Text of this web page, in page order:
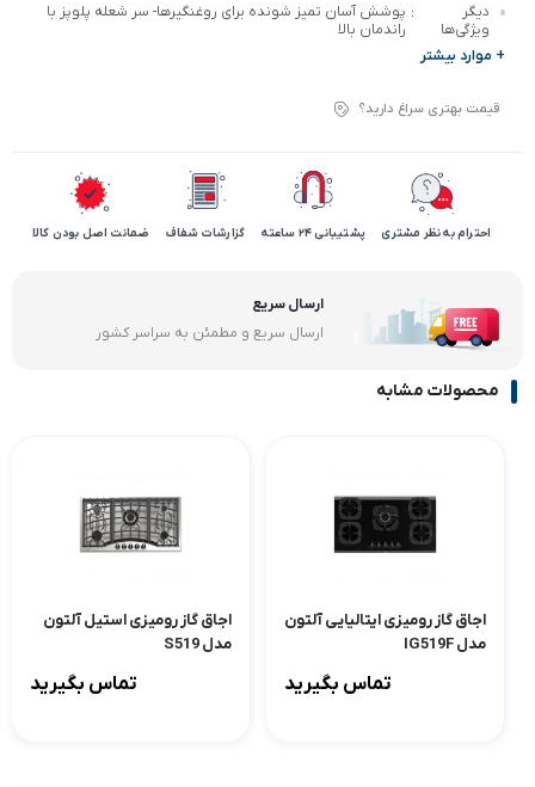
دیگر
ویژگی‌ها
: پوشش آسان تمیز شونده برای روغنگیرها- سر شعله پلوپز با
راندمان بالا
+ موارد بیشتر
قیمت بهتری سراغ دارید؟
احترام به نظر مشتری پشتیبانی 24 ساعته گزارشات شفاف ضمانت اصل بودن کالا
ارسال سریع
ارسال سریع و مطمئن به سراسر کشور
محصولات مشابه
اجاق گاز رومیزی ایتالیایی آلتون
مدل IG519F
تماس بگیرید
اجاق گاز رومیزی استیل آلتون
مدل S519
تماس بگیرید